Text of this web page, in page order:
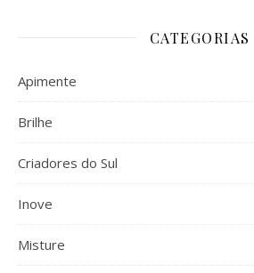
CATEGORIAS
Apimente
Brilhe
Criadores do Sul
Inove
Misture